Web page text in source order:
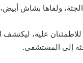
ولفاها بشاش
عليه، ليكتشف
إلى المستشفى.